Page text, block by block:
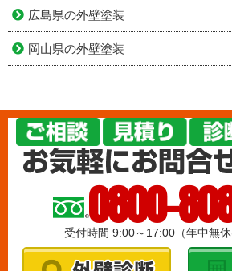
広島県の外壁塗装
岡山県の外壁塗装
0800-
受付時間 9:00～17:00（年中無休